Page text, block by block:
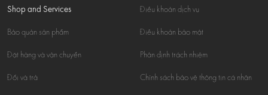
Shop and Services
Bảo quản sản phẩm
Đặt hàng và vận chuyển
Đổi và trả
Điều khoản dịch vụ
Điều khoản bảo mật
Phân định trách nhiệm
Chính sách bảo vệ thông tin cá nhân